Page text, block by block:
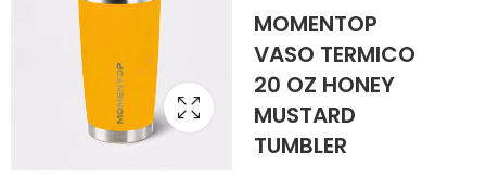
MOMENTOP
VASO TERMICO
20 OZ HONEY
MUSTARD
TUMBLER
15 PRO+ 5G
8GB/256GB MOCHA
BROWN
$ 413,00
TERMICO 12 OZ
HONEY MUSTARD
TUMBLER
$10,00